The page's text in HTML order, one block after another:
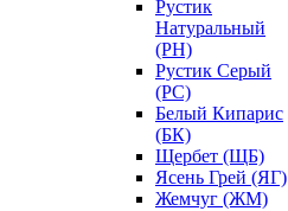
Рустик
Натуральный
(РН)
Рустик Серый
(РС)
Белый Кипарис
(БК)
Щербет (ЩБ)
Ясень Грей (ЯГ)
Жемчуг (ЖМ)